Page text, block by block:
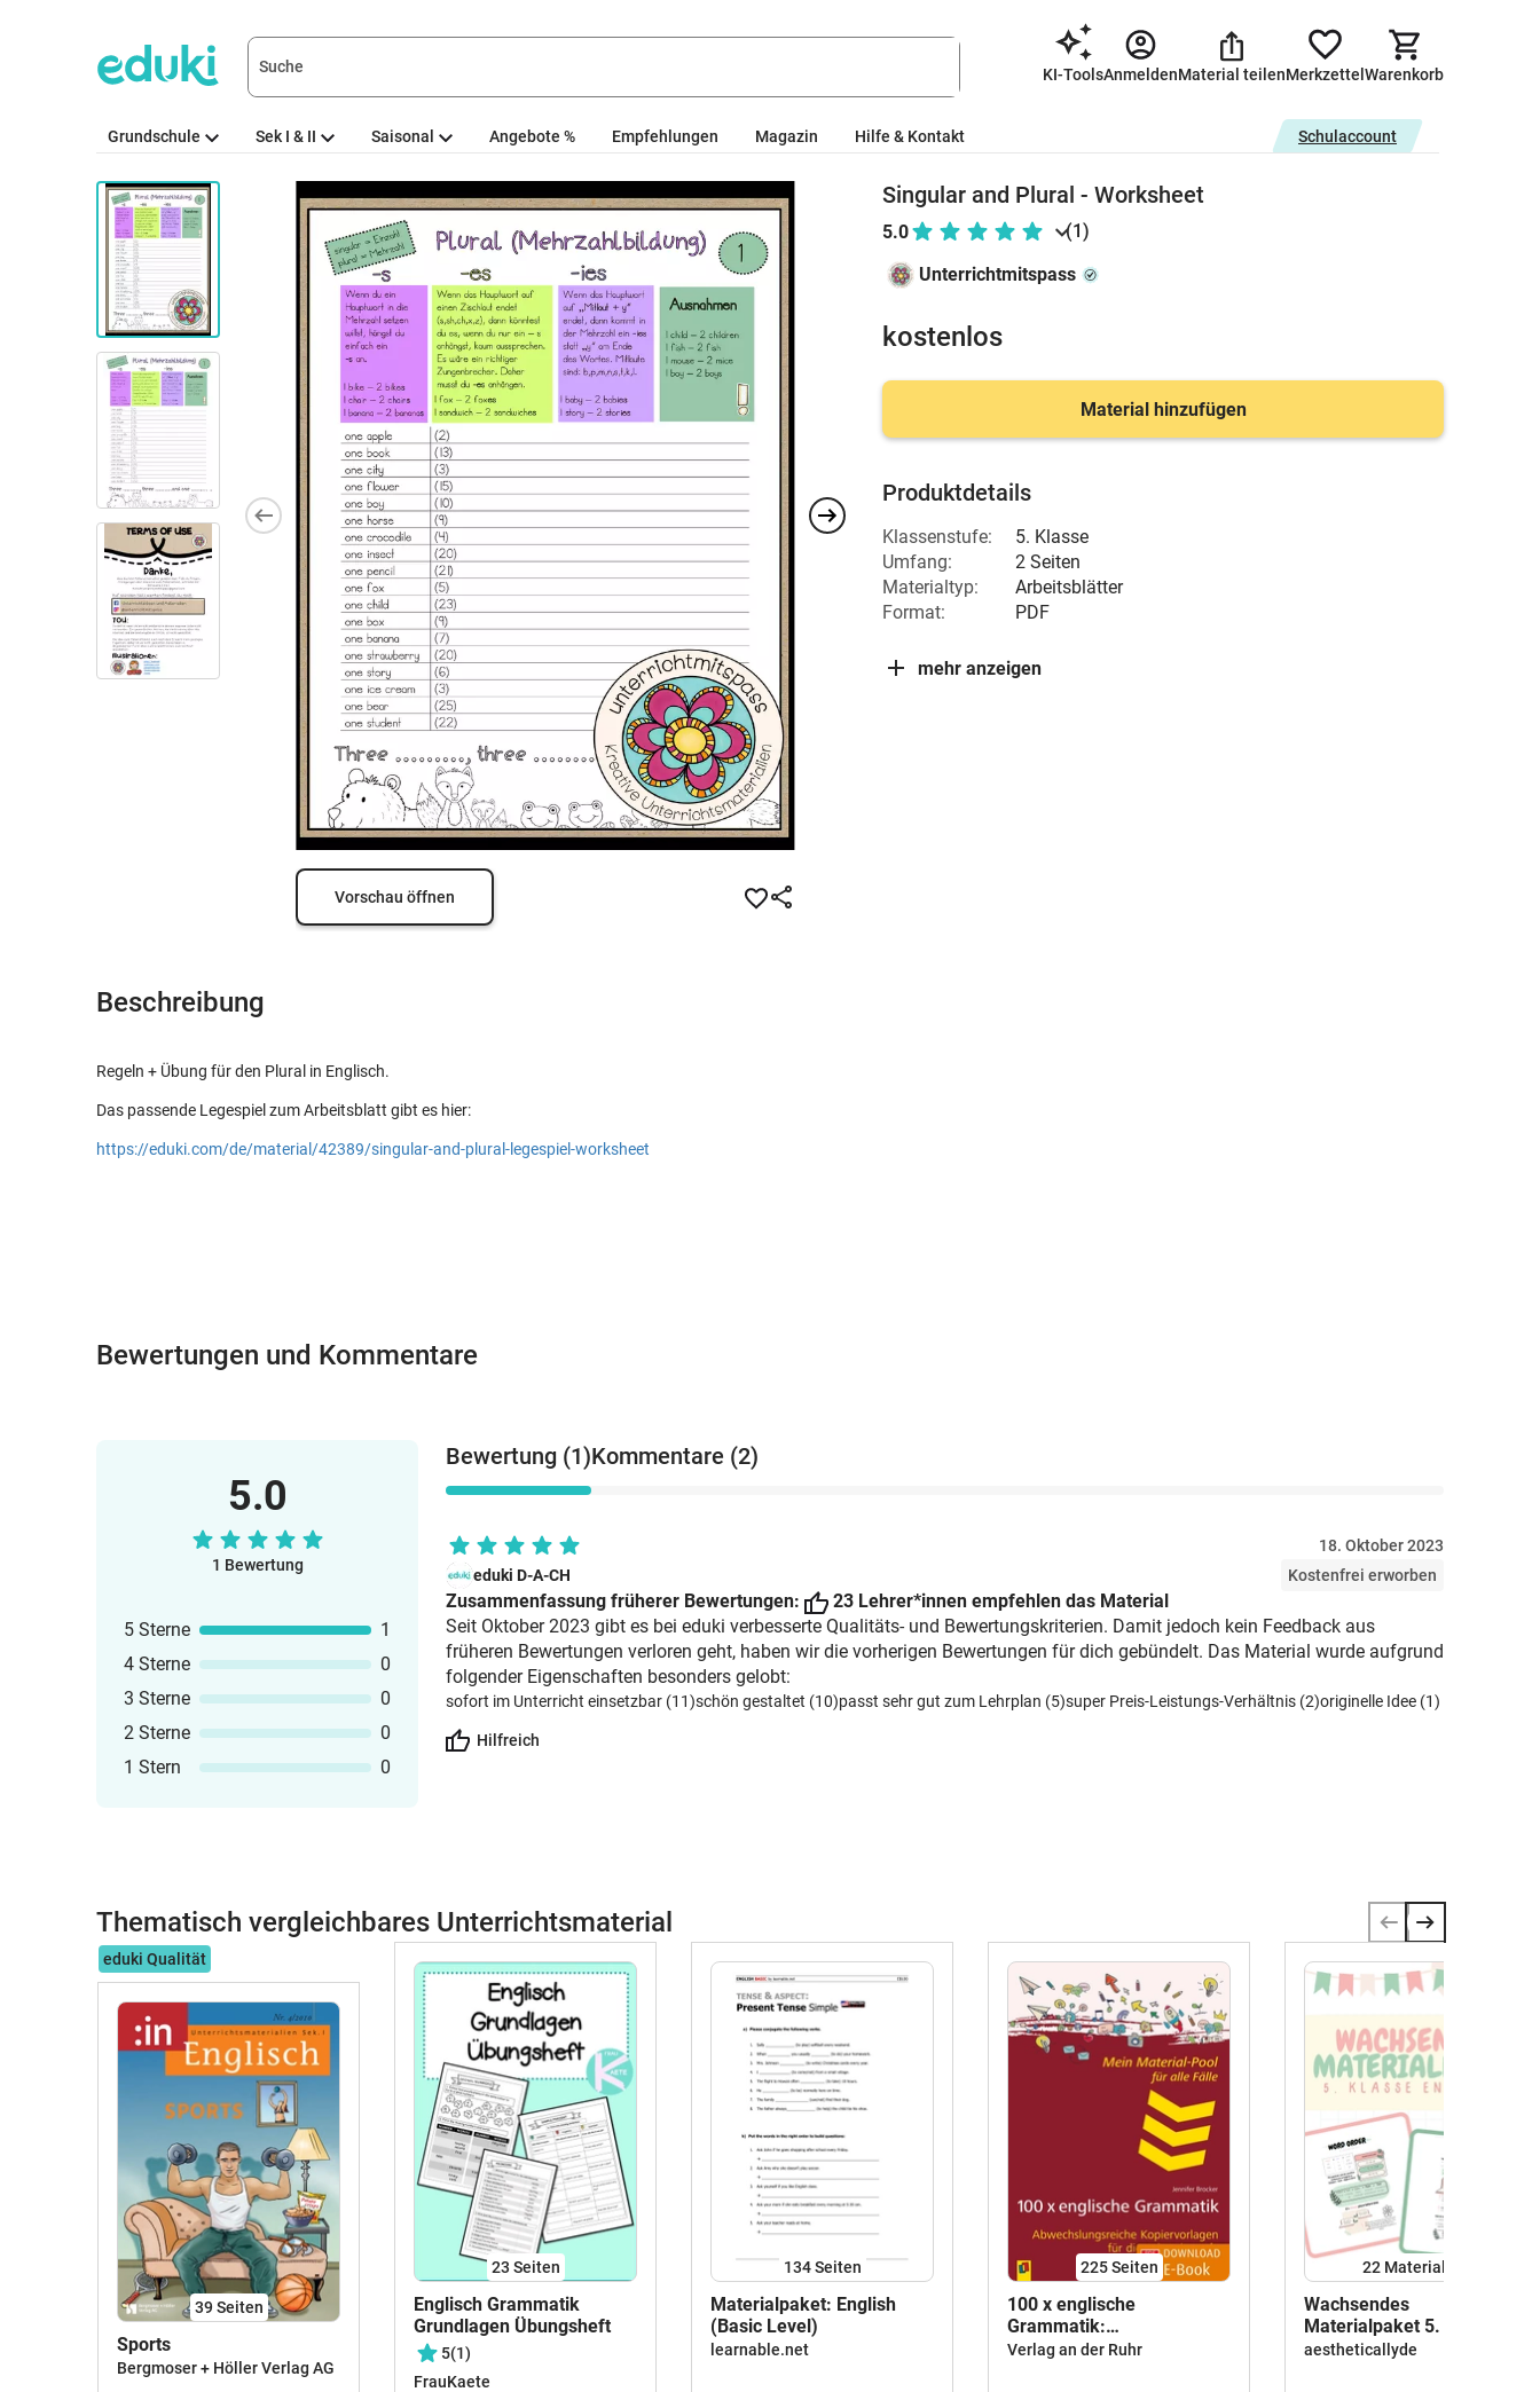
KI-ToolsAnmeldenMaterial teilenMerkzettel Warenkorb
Grundschule Sek I & II Saisonal Angebote % Empfehlungen Magazin Hilfe & Kontakt Schulaccount
Vorschau öffnen
Beschreibung
Regeln + Übung für den Plural in Englisch.
Das passende Legespiel zum Arbeitsblatt gibt es hier:
https://eduki.com/de/material/42389/singular-and-plural-legespiel-worksheet
Singular and Plural - Worksheet
5.0
(1)
Unterrichtmitspass
kostenlos
Material hinzufügen
Produktdetails
Klassenstufe:
5. Klasse
Umfang:
2 Seiten
Materialtyp:
Arbeitsblätter
Format:
PDF
mehr anzeigen
Bewertungen und Kommentare
5.0
1 Bewertung
5 Sterne
1
4 Sterne
0
3 Sterne
0
2 Sterne
0
1 Stern
0
Bewertung (1)Kommentare (2)
18. Oktober 2023
eduki D-A-CH
Kostenfrei erworben
Zusammenfassung früherer Bewertungen:
23 Lehrer*innen empfehlen das Material
Seit Oktober 2023 gibt es bei eduki verbesserte Qualitäts- und Bewertungskriterien. Damit jedoch kein Feedback aus
früheren Bewertungen verloren geht, haben wir die vorherigen Bewertungen für dich gebündelt. Das Material wurde aufgrund
folgender Eigenschaften besonders gelobt:
sofort im Unterricht einsetzbar (11)schön gestaltet (10)passt sehr gut zum Lehrplan (5)super Preis-Leistungs-Verhältnis (2)originelle Idee (1)
Hilfreich
Thematisch vergleichbares Unterrichtsmaterial
eduki Qualität
39Seiten
Sports
Bergmoser + Höller Verlag AG
23 Seiten
Englisch Grammatik
Grundlagen Übungsheft
5(1)
FrauKaete
134Seiten
Materialpaket: English
(Basic Level)
learnable.net
225Seiten
100 x englische
Grammatik:
Abwechslungsreiche
Verlag an der Ruhr
22 Materialien
Wachsendes
Materialpaket 5. Klasse
Englisch
aestheticallyde